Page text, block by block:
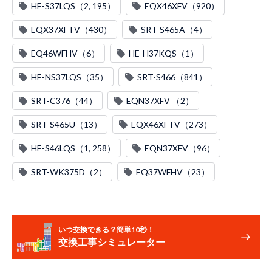
HE-S37LQS（2, 195） EQX46XFV（920）
EQX37XFTV（430） SRT-S465A（4）
EQ46WFHV（6） HE-H37KQS（1）
HE-NS37LQS（35） SRT-S466（841）
SRT-C376（44） EQN37XFV （2）
SRT-S465U（13） EQX46XFTV（273）
HE-S46LQS（1, 258） EQN37XFV（96）
SRT-WK375D（2） EQ37WFHV（23）
いつ交換できる？簡単10秒！
交換工事シミュレーター